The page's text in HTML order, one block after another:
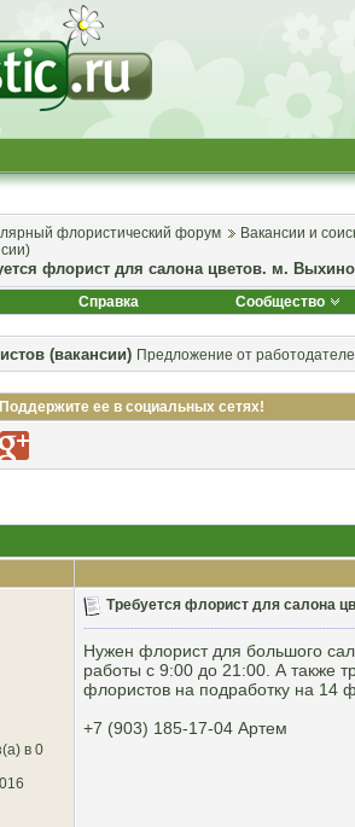
флористический форум
Вакансии и
флорист для салона цветов. м. Выхино
Справка Сообщество
(вакансии) Предложение от
ее в социальных сетях!
в 0
Требуется флорист для салона
Нужен флорист для большого
работы с 9:00 до 21:00. А также
флористов на подработку на 14
+7 (903) 185-17-04 Артем